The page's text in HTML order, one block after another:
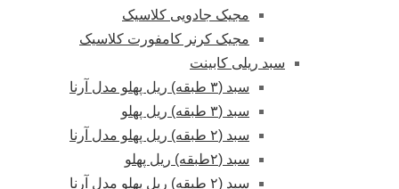
مجیک جادویی کلاسیک
مجیک کرنر کامفورت کلاسیک
سبد ریلی کابینت
سبد (۳ طبقه) ریل پهلو مدل آرنا
سبد (۳ طبقه) ریل پهلو
سبد (۲ طبقه) ریل پهلو مدل آرنا
سبد (۲طبقه) ریل پهلو
سبد (۲ طبقه) ریل پهلو مدل آرنا